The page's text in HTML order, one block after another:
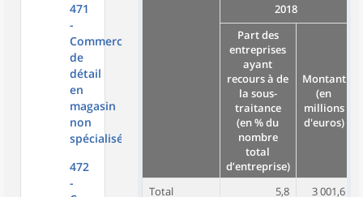
471
-
Commerce
de
détail
en
magasin
non
spécialisé
472
-
2018
Part des
entreprises
ayant
recours à de
la sous-
traitance
(en % du
nombre
total
d’entreprise)
Montant
(en
millions
d'euros)
Total
5,8
3 001,6